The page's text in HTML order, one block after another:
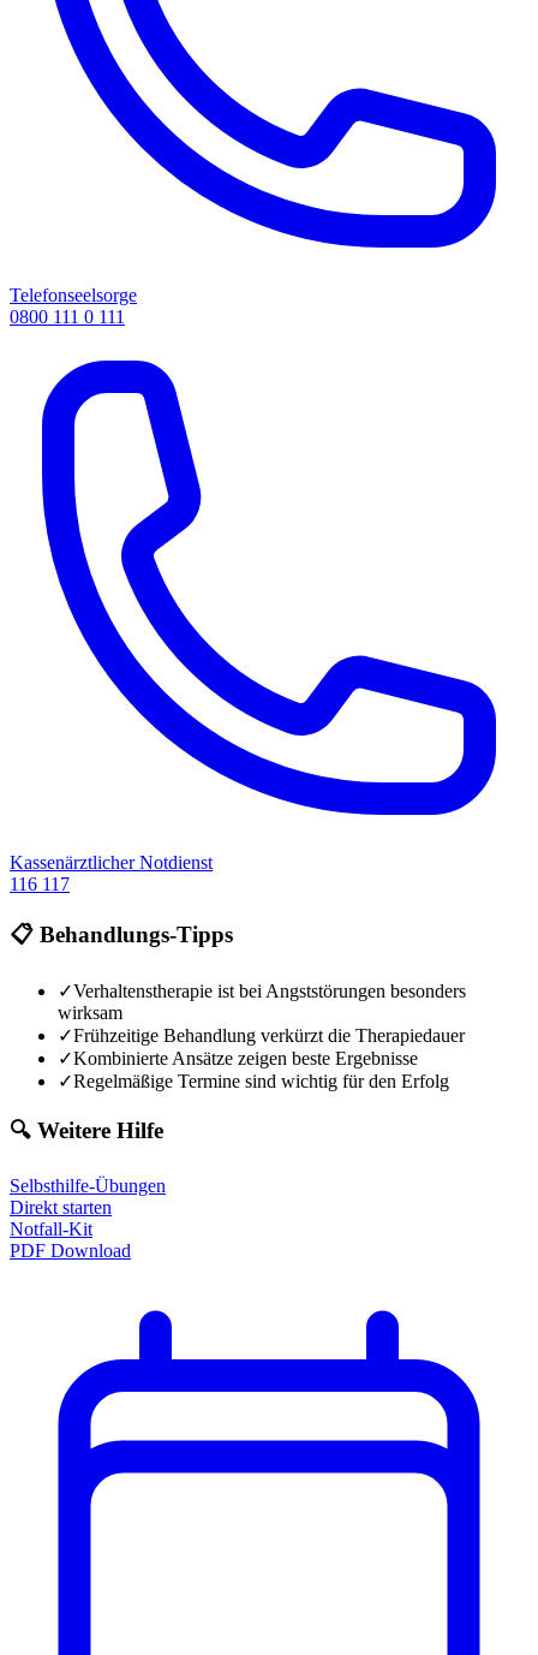
Telefonseelsorge
0800 111 0 111
Kassenärztlicher Notdienst
116 117
📋 Behandlungs-Tipps
✓Verhaltenstherapie ist bei Angststörungen besonders
wirksam
✓Frühzeitige Behandlung verkürzt die Therapiedauer
✓Kombinierte Ansätze zeigen beste Ergebnisse
✓Regelmäßige Termine sind wichtig für den Erfolg
🔍 Weitere Hilfe
Selbsthilfe-Übungen
Direkt starten
Notfall-Kit
PDF Download